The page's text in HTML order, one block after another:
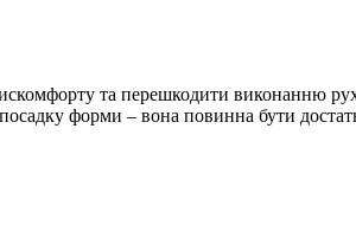
та перешкодити виконанню
форми – вона повинна бути